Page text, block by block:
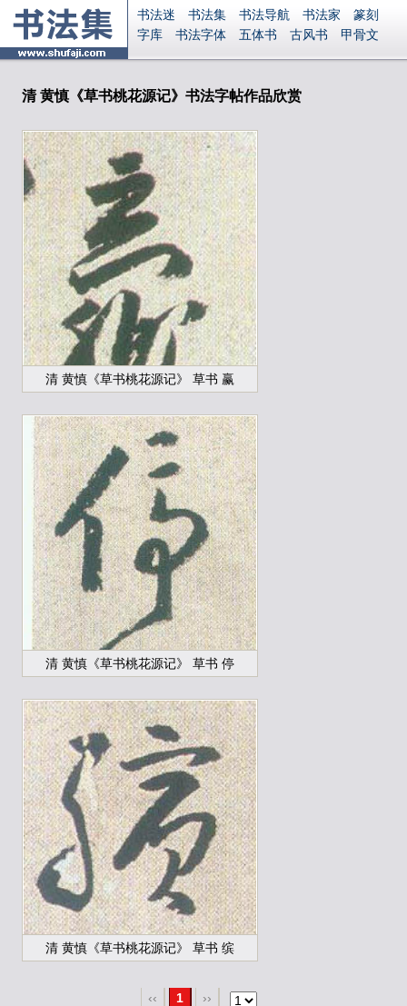
书法迷 书法集 书法导航 书法家
篆刻
字库
书法字体 五体书 古风书
甲骨文
集字
字形 大字 篆刻之家
起名
识字 英语 印章
字体下载
免费字体
Ai矢量
P图宝 南无阿弥陀佛
安全网站
显广告 捐赠
清 黄慎《草书桃花源记》书法字帖作品欣赏
清 黄慎《草书桃花源记》 草书 赢
清 黄慎《草书桃花源记》 草书 停
清 黄慎《草书桃花源记》 草书 缤
‹‹ 1 ››